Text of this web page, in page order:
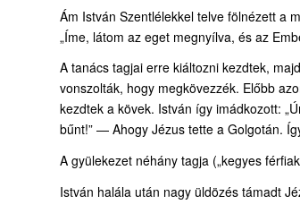
Ám István Szentlélekkel telve fölnézett a
„Íme, látom az eget megnyílva, és az
A tanács tagjai erre kiáltozni kezdtek,
vonszolták, hogy megkövezzék. Előbb
kezdtek a kövek. István így imádkozott:
bűnt!” — Ahogy Jézus tette a Golgotán.
A gyülekezet néhány tagja („kegyes
István halála után nagy üldözés támadt